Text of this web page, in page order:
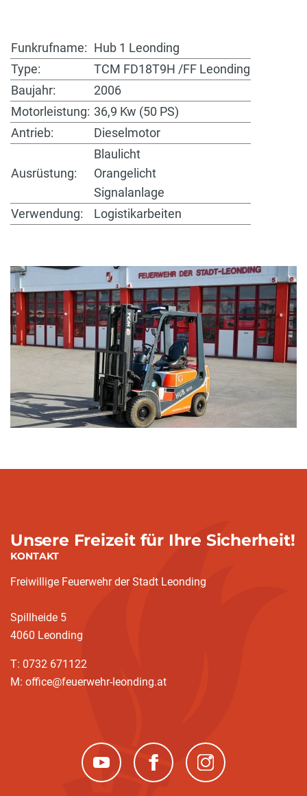
Funkrufname: Hub 1 Leonding
Type:
TCM FD18T9H /FF Leonding
Baujahr:
2006
Motorleistung: 36,9 Kw (50 PS)
Antrieb:
Dieselmotor
Ausrüstung:
Blaulicht
Orangelicht
Signalanlage
Verwendung:
Logistikarbeiten
Unsere Freizeit für Ihre Sicherheit!
KONTAKT
Freiwillige Feuerwehr der Stadt Leonding
Spillheide 5
4060 Leonding
T: 0732 671122
M: office@feuerwehr-leonding.at
(neues Fenster)(neues Fenster)(neues Fenster)